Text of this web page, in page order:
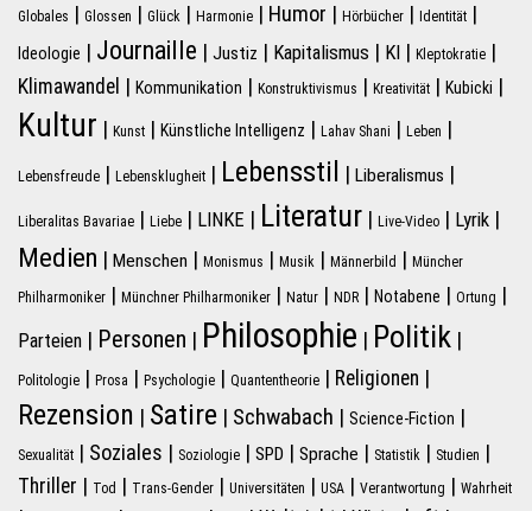
Globales | Glossen | Glück | Harmonie | Humor | Hörbücher | Identität |
Ideologie | Journaille | Justiz | Kapitalismus | KI | Kleptokratie |
Klimawandel | Kommunikation | Konstruktivismus | Kreativität | Kubicki |
Kultur | Kunst | Künstliche Intelligenz | Lahav Shani | Leben |
Lebensfreude | Lebensklugheit | Lebensstil | Liberalismus |
Liberalitas Bavariae | Liebe | LINKE | Literatur | Live-Video | Lyrik |
Medien | Menschen | Monismus | Musik | Männerbild | Müncher
Philharmoniker | Münchner Philharmoniker | Natur | NDR | Notabene | Ortung |
Parteien | Personen | Philosophie | Politik |
Politologie | Prosa | Psychologie | Quantentheorie | Religionen |
Rezension | Satire | Schwabach | Science-Fiction |
Sexualität | Soziales | Soziologie | SPD | Sprache | Statistik | Studien |
Thriller | Tod | Trans-Gender | Universitäten | USA | Verantwortung | Wahrheit